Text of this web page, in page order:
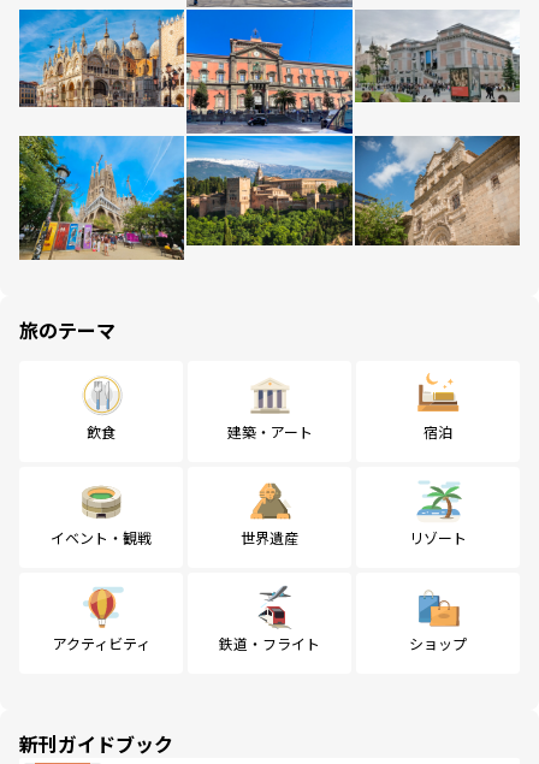
旅のテーマ
飲食 建築・アート 宿泊
イベント・観戦 世界遺産 リゾート
アクティビティ 鉄道・フライト ショップ
新刊ガイドブック